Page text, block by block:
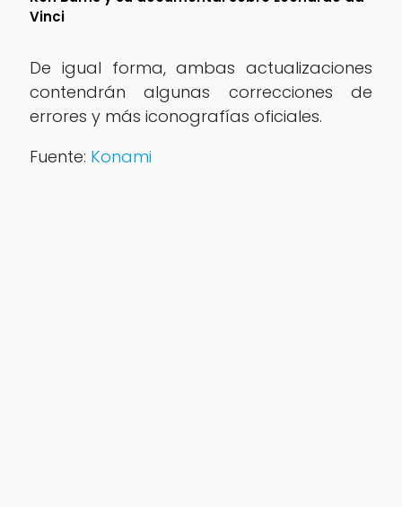
Vinci
De igual forma, ambas actualizaciones
contendrán algunas correcciones de
errores y más iconografías oficiales.
Fuente: Konami